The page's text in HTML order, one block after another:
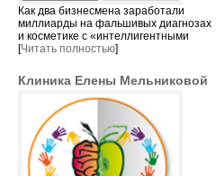
Как два бизнесмена заработали
миллиарды на фальшивых диагнозах
и косметике с «интеллигентными
[Читать полностью]
Клиника Елены Мельниковой